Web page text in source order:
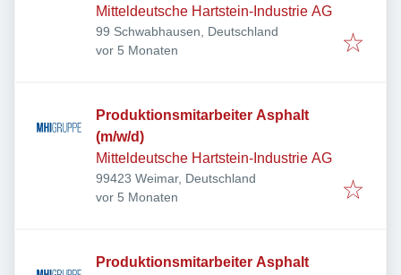
Mitteldeutsche Hartstein-Industrie AG
99 Schwabhausen, Deutschland
Veröffentlicht:
vor 5 Monaten
Produktionsmitarbeiter Asphalt
(m/w/d)
Mitteldeutsche Hartstein-Industrie AG
99423 Weimar, Deutschland
Veröffentlicht:
vor 5 Monaten
Produktionsmitarbeiter Asphalt